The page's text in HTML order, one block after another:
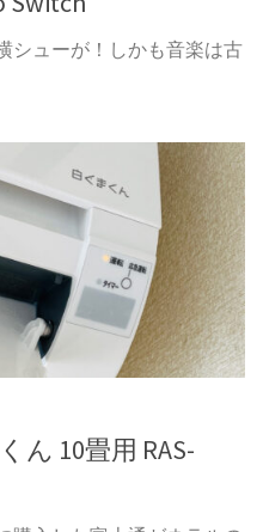
シューが！しかも音楽は古
ん 10畳用 RAS-